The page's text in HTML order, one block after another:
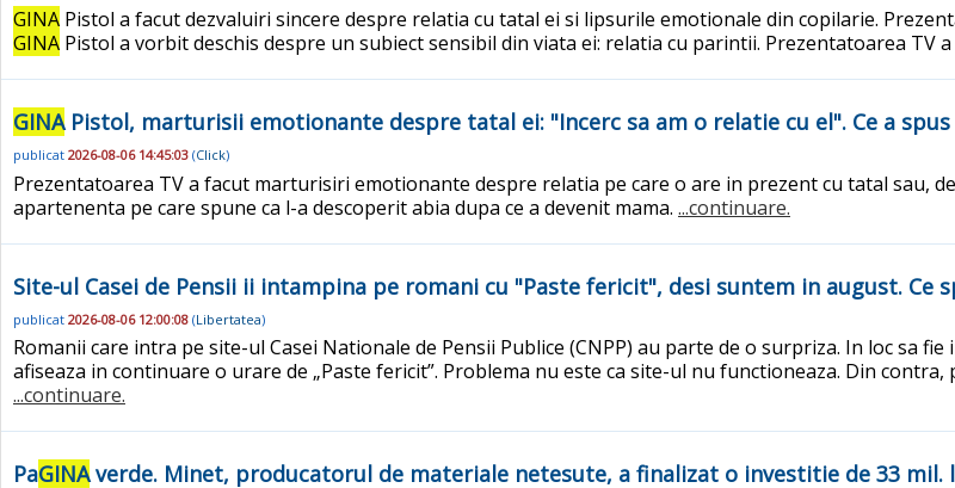
GINA Pistol a facut dezvaluiri sincere despre relatia cu tatal ei si lipsurile emotionale din copilarie.
GINA Pistol a vorbit deschis despre un subiect sensibil din viata ei: relatia cu parintii. Prezentatoarea TV
GINAPistol, marturisii emotionante despre tatal ei: "Incerc sa am o relatie cu el". Ce a
publicat 2026-08-06 14:45:03 (Click)
Prezentatoarea TV a facut marturisiri emotionante despre relatia pe care o are in prezent cu tatal sau,
apartenenta pe care spune ca l-a descoperit abia dupa ce a devenit mama. ...continuare.
Site-ul Casei de Pensii ii intampina pe romani cu "Paste fericit", desi suntem in august. Ce
publicat 2026-08-06 12:00:08 (Libertatea)
Romanii care intra pe site-ul Casei Nationale de Pensii Publice (CNPP) au parte de o surpriza. In loc sa
afiseaza in continuare o urare de „Paste fericit”. Problema nu este ca site-ul nu functioneaza. Din
...continuare.
PaGINAverde. Minet, producatorul de materiale netesute, a finalizat o investitie de 33 mil.